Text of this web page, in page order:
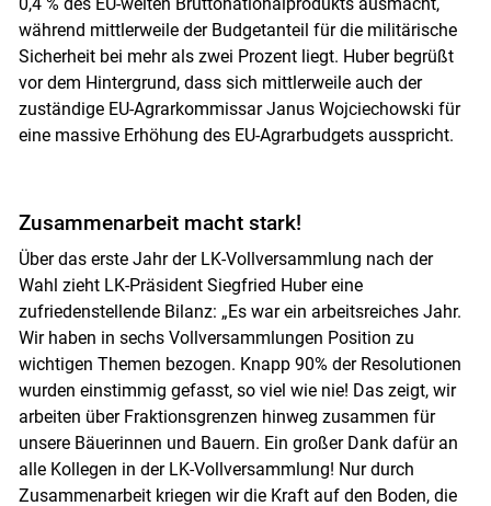
während mittlerweile der Budgetanteil für die militärische
Sicherheit bei mehr als zwei Prozent liegt. Huber begrüßt
vor dem Hintergrund, dass sich mittlerweile auch der
zuständige EU-Agrarkommissar Janus Wojciechowski für
eine massive Erhöhung des EU-Agrarbudgets ausspricht.
Zusammenarbeit macht stark!
Über das erste Jahr der LK-Vollversammlung nach der
Wahl zieht LK-Präsident Siegfried Huber eine
zufriedenstellende Bilanz: „Es war ein arbeitsreiches Jahr.
Wir haben in sechs Vollversammlungen Position zu
wichtigen Themen bezogen. Knapp 90% der Resolutionen
wurden einstimmig gefasst, so viel wie nie! Das zeigt, wir
arbeiten über Fraktionsgrenzen hinweg zusammen für
unsere Bäuerinnen und Bauern. Ein großer Dank dafür an
alle Kollegen in der LK-Vollversammlung! Nur durch
Zusammenarbeit kriegen wir die Kraft auf den Boden, die